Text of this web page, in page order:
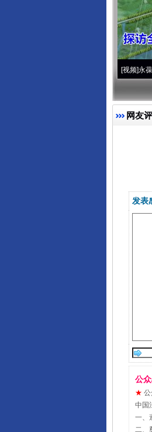
·[视频]永葆“两
网友
发表
公
★
中国
一、
二、